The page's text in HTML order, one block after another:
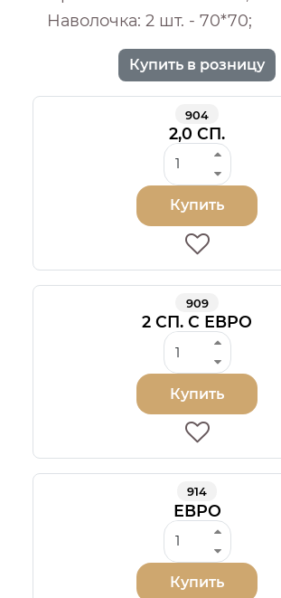
Наволочка: 2 шт. - 70*70;
Купить в розницу
904
2,0 СП.
Купить
909
2 СП. С ЕВРО
Купить
914
ЕВРО
Купить